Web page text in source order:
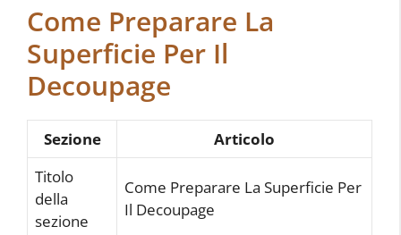
Come Preparare La
Superficie Per Il
Decoupage
Sezione
Articolo
Titolo
della
sezione
Come Preparare La Superficie Per
Il Decoupage